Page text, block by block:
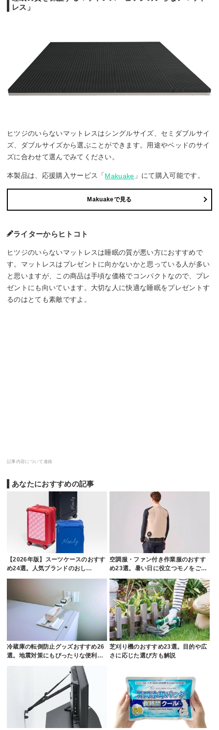
レス」
ヒツジのいらないマットレスはシングルサイズ、セミダブルサイ
ズ、ダブルサイズから選ぶことができます。用途やベッドのサイ
ズに合わせて選んでみてください。
本製品は、応援購入サービス「Makuake 」にて購入可能です。
Makuakeで見る
ライターからヒトコト
ヒツジのいらないマットレスは睡眠の質が悪い方におすすめで
す。マットレスはプレゼントに向かないかと思っている人が多い
と思いますが、この商品は手頃な価格でコンパクトなので、プレ
ゼントにも向いています。大切な人に快適な睡眠をプレゼントす
るのはとても素敵ですよ。
記事内容について連絡
あなたにおすすめの記事
【2026年版】スーツケースのおすす
め24選。人気ブランドのおし…
空調服・ファン付き作業服のおすす
め23選。暑い日に役立つモノをご…
冷蔵庫の転倒防止グッズおすすめ26
選。地震対策にもぴったりな便利…
芝刈り機のおすすめ23選。目的や広
さに応じた選び方も解説